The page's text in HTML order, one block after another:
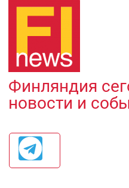
Финляндия
новости и